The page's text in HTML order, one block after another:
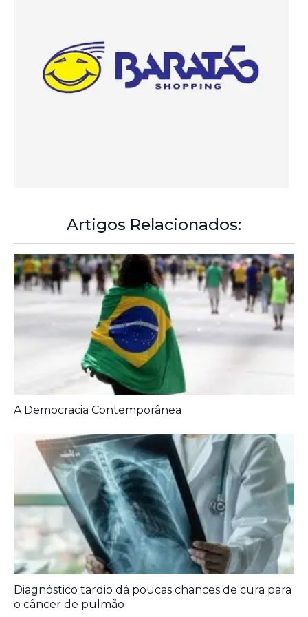
Artigos Relacionados:
A Democracia Contemporânea
Diagnóstico tardio dá poucas chances de cura para
o câncer de pulmão